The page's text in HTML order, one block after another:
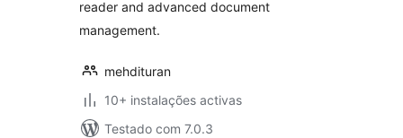
reader and advanced document
management.
mehdituran
10+ instalações activas
Testado com 7.0.3